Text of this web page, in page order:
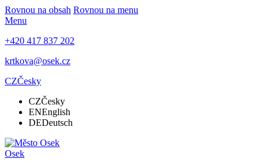
Rovnou na obsah Rovnou na menu
Menu
+420 417 837 202
krtkova@osek.cz
CZČesky
CZČesky
ENEnglish
DEDeutsch
Osek